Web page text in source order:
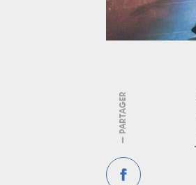
— PARTAGER